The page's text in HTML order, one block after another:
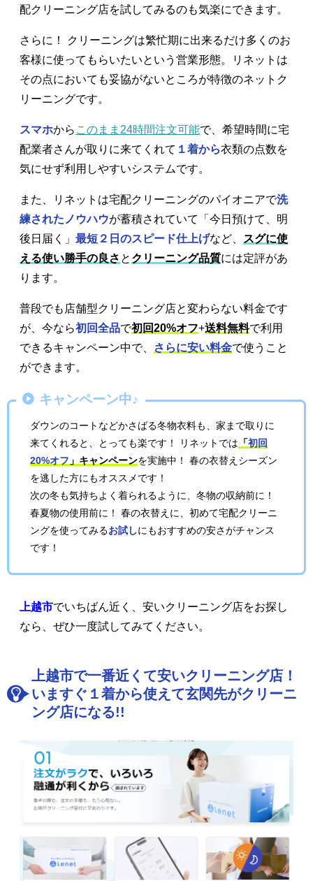
配クリーニング店を試してみるのも気楽にできます。
さらに！ クリーニングは繁忙期に出来るだけ多くのお
客様に使ってもらいたいという営業形態。リネットは
その点においても妥協がないところが特徴のネットク
リーニングです。
スマホから このまま24時間注文可能で、希望時間に宅
配業者さんが取りに来てくれて １着から衣類の点数を
気にせず利用しやすいシステムです。
また、リネットは宅配クリーニングのパイオニアで洗
練されたノウハウが蓄積されていて「今日預けて、明
後日届く」 最短２日のスピード仕上げなど、
スグに使
える使い勝手の良さ と クリーニング品質には定評があ
ります。
普段でも店舗型クリーニング店と変わらない料金です
が、今なら初回全品で初回20%オフ+送料無料で利用
できるキャンペーン中で、
さらに安い料金で使うこと
ができます。
キャンペーン中♪
ダウンのコートなどかさばる冬物衣料も、家まで取りに
来てくれると、とっても楽です！ リネットでは 「初回
20%オフ 」キャンペーンを実施中！ 春の衣替えシーズン
を逃した方にもオススメです！
次の冬も気持ちよく着られるように、冬物の収納前に！
春夏物の使用前に！ 春の衣替えに、初めて宅配クリーニ
ングを使ってみるお試しにもおすすめの安さがチャンス
です！
上越市でいちばん近く、安いクリーニング店をお探し
なら、ぜひ一度試してみてください。
上越市で一番近くて安いクリーニング店！
いますぐ１着から使えて玄関先がクリーニ
ング店になる!!